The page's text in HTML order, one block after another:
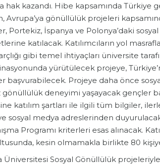
hak kazandı. Hibe kapsamında Türkiye
Avrupa’ya gönüllülük projeleri
Portekiz, İspanya ve Polonya’daki
katılacak. Katılımcıların yol
gibi temel ihtiyaçları üniversite
yürütülecek projeye,
başvurabilecek. Projeye daha önce
gönüllülük deneyimi yaşayacak gençler
katılım şartları ile ilgili tüm bilgiler,
sosyal medya adreslerinden
Programı kriterleri esas alınacak.
kesin olmamakla birlikte 80
Üniversitesi Sosyal Gönüllülük projeleriyle